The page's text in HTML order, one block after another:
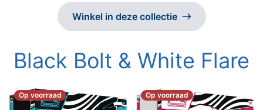
Winkel in deze collectie
Black Bolt & White Flare
Op voorraad Op voorraad